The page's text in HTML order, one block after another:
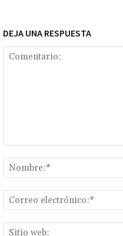
DEJA UNA RESPUESTA